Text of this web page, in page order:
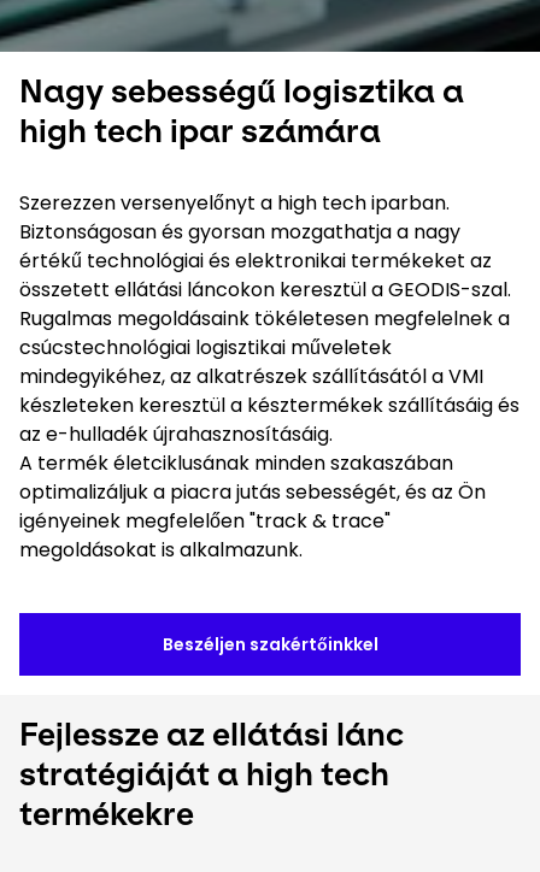
Nagy sebességű logisztika a
high tech ipar számára
Szerezzen versenyelőnyt a high tech iparban.
Biztonságosan és gyorsan mozgathatja a nagy
értékű technológiai és elektronikai termékeket az
összetett ellátási láncokon keresztül a GEODIS-szal.
Rugalmas megoldásaink tökéletesen megfelelnek a
csúcstechnológiai logisztikai műveletek
mindegyikéhez, az alkatrészek szállításától a VMI
készleteken keresztül a késztermékek szállításáig és
az e-hulladék újrahasznosításáig.
A termék életciklusának minden szakaszában
optimalizáljuk a piacra jutás sebességét, és az Ön
igényeinek megfelelően "track & trace"
megoldásokat is alkalmazunk.
Beszéljen szakértőinkkel
Fejlessze az ellátási lánc
stratégiáját a high tech
termékekre